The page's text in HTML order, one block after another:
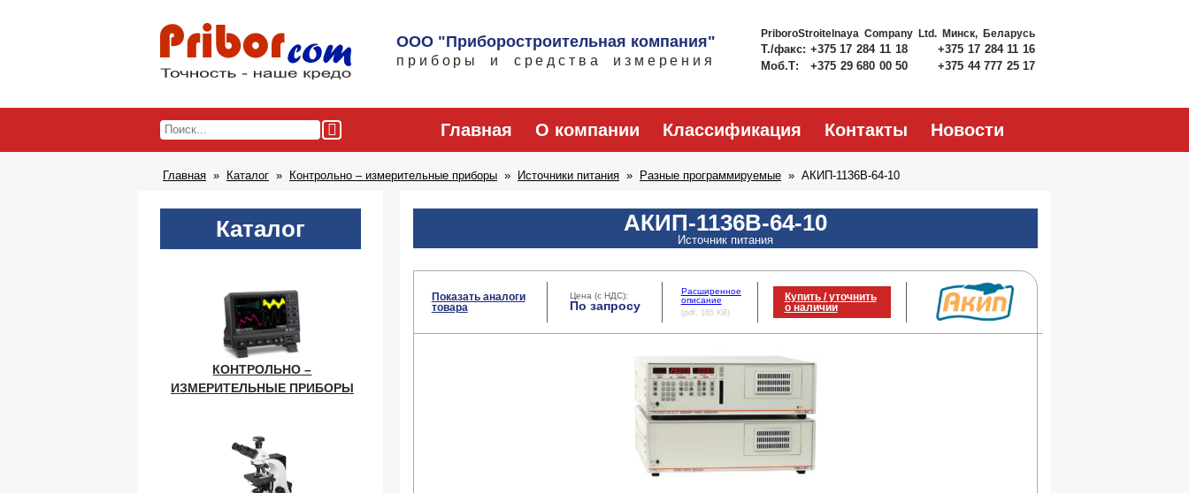
ООО "Приборостроительная компания"
приборы и средства измерения
PriboroStroitelnaya Company Ltd. Минск, Беларусь
Т./факс: +375 17 284 11 18
+375 17 284 11 16
Моб.Т:
+375 29 680 00 50 +375 44 777 25 17
Главная О компании Классификация Контакты Новости
Главная Каталог Контрольно – измерительные приборы Источники питания Разные программируемые АКИП-1136B-64-10
Каталог
КОНТРОЛЬНО –
ИЗМЕРИТЕЛЬНЫЕ ПРИБОРЫ
АКИП-1136B-64-10
Источник питания
Показать аналоги
товара
Цена (с НДС):
По запросу
Расширенное
описание
(pdf, 165 KB)
Купить / уточнить
о наличии